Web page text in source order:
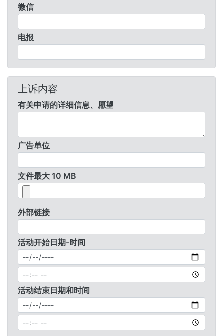
微信
电报
上诉内容
有关申请的详细信息、愿望
广告单位
文件最大 10 MB
外部链接
活动开始日期-时间
活动结束日期和时间